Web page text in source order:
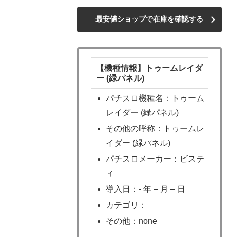
最安値ショップで在庫を確認する
【機種情報】トゥームレイダ
ー (緑パネル)
パチスロ機種名：トゥーム
レイダー (緑パネル)
その他の呼称：トゥームレ
イダー (緑パネル)
パチスロメーカー：ビステ
ィ
導入日：- 年 – 月 – 日
カテゴリ：
その他：none